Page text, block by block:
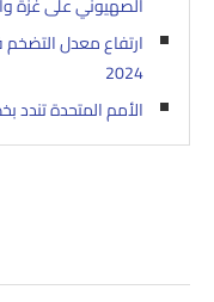
2024
الأمم المتحدة تندد